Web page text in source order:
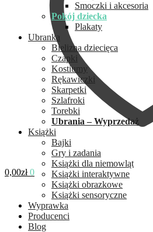
0,00zł 0
Smoczki i akcesoria
Pokój dziecka
Plakaty
Ubranka
Bielizna dziecięca
Czapki
Kostiumy
Rękawiczki
Skarpetki
Szlafroki
Torebki
Ubrania – Wyprzedaż
Książki
Bajki
Gry i zadania
Książki dla niemowląt
Książki interaktywne
Książki obrazkowe
Książki sensoryczne
Wyprawka
Producenci
Blog